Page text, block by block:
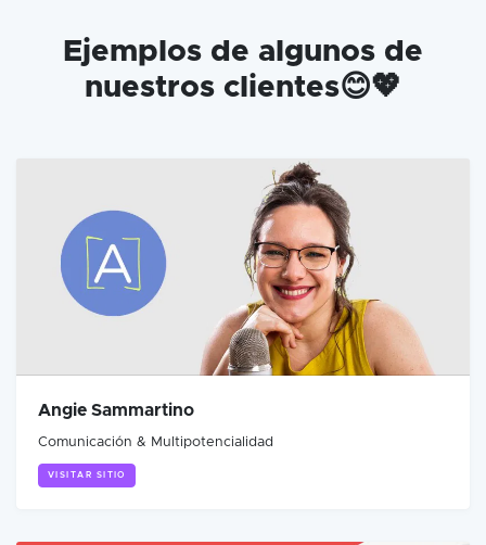
Ejemplos de algunos de
nuestros clientes😊💖
Angie Sammartino
Comunicación & Multipotencialidad
VISITAR SITIO